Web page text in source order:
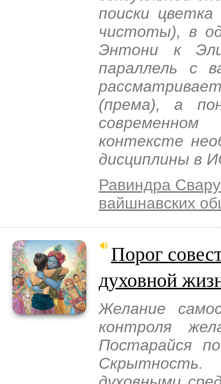
поиски цветка
чистоты), в
Энтони к
параллель с
(према), а
контексте
дисциплины в
Равиндра
вайшнавских
Порог
духовной
Желание
контроля
Постарайся